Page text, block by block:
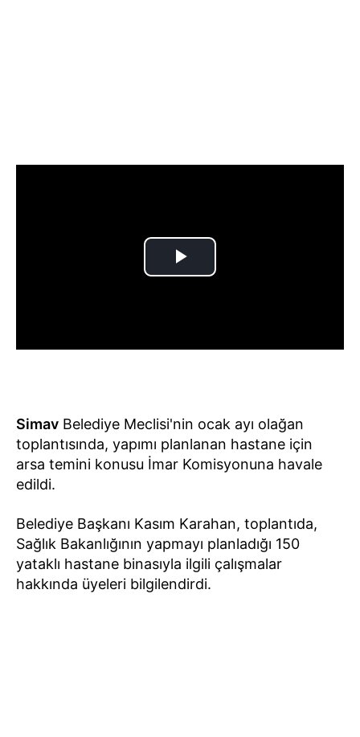
Simav Belediye Meclisi'nin ocak ayı olağan
toplantısında, yapımı planlanan hastane için
arsa temini konusu İmar Komisyonuna havale
edildi.
Belediye Başkanı Kasım Karahan, toplantıda,
Sağlık Bakanlığının yapmayı planladığı 150
yataklı hastane binasıyla ilgili çalışmalar
hakkında üyeleri bilgilendirdi.